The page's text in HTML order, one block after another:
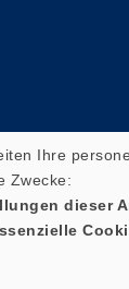
Ihre
Zwecke:
dieser